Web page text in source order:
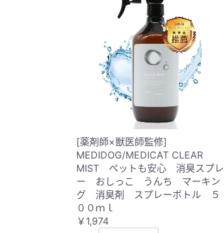
[薬剤師×獣医師監修]
MEDIDOG/MEDICAT CLEAR
MIST ペットも安心 消臭スプレ
ー おしっこ うんち マーキン
グ 消臭剤 スプレーボトル ５
００ｍｌ
￥1,974